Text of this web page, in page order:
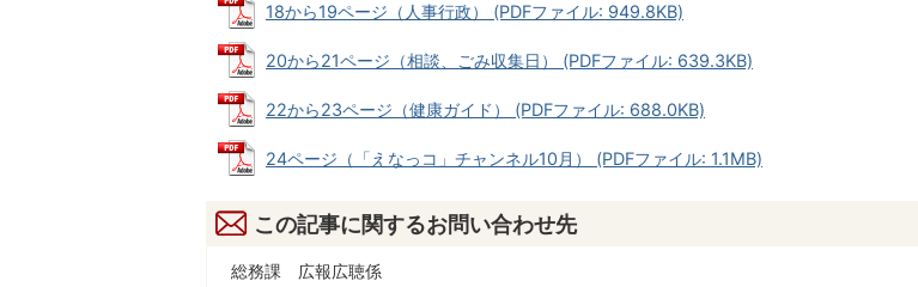
18から19ページ（人事行政） (PDFファイル: 949.8KB)
20から21ページ（相談、ごみ収集日） (PDFファイル: 639.3KB)
22から23ページ（健康ガイド） (PDFファイル: 688.0KB)
24ページ（「えなっコ」チャンネル10月） (PDFファイル: 1.1MB)
この記事に関するお問い合わせ先
総務課 広報広聴係